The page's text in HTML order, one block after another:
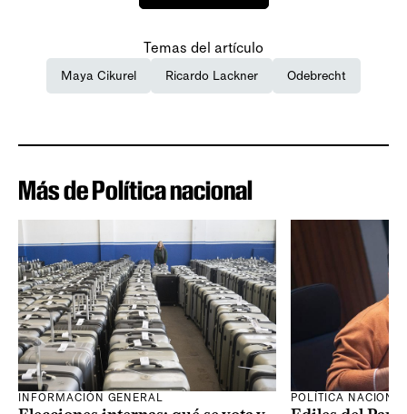
Temas del artículo
Maya Cikurel Ricardo Lackner Odebrecht
Más de Política nacional
INFORMACIÓN GENERAL POLÍTICA